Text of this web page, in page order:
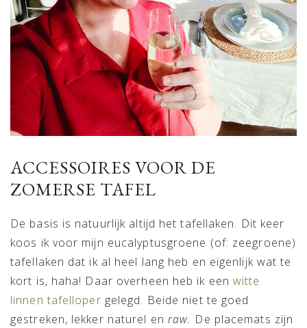
ACCESSOIRES VOOR DE
ZOMERSE TAFEL
De basis is natuurlijk altijd het tafellaken. Dit keer
koos ik voor mijn eucalyptusgroene (of: zeegroene)
tafellaken dat ik al heel lang heb en eigenlijk wat te
kort is, haha! Daar overheen heb ik eenwitte
linnen tafelloper gelegd. Beide niet te goed
gestreken, lekker naturel en raw. De placemats zijn